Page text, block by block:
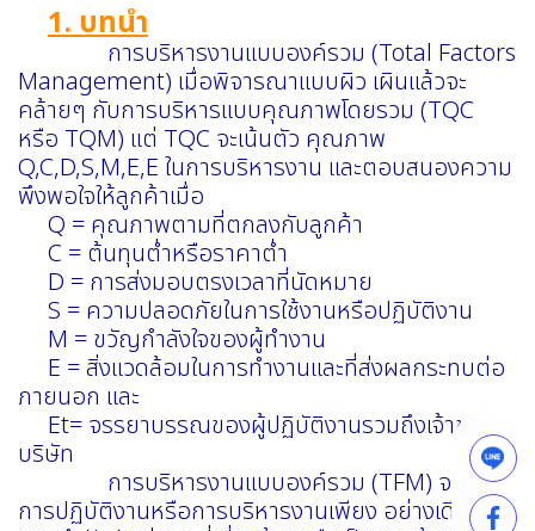
1. บทนำ
การบริหารงานแบบองค์รวม (Total Factors
Management) เมื่อพิจารณาแบบผิว เผินแล้วจะ
คล้ายๆ กับการบริหารแบบคุณภาพโดยรวม (TQC
หรือ TQM) แต่ TQC จะเน้นตัว คุณภาพ
Q,C,D,S,M,E,E ในการบริหารงาน และตอบสนองความ
พึงพอใจให้ลูกค้าเมื่อ
Q = คุณภาพตามที่ตกลงกับลูกค้า
C = ต้นทุนต่ำหรือราคาต่ำ
D = การส่งมอบตรงเวลาที่นัดหมาย
S = ความปลอดภัยในการใช้งานหรือปฏิบัติงาน
M = ขวัญกำลังใจของผู้ทำงาน
E = สิ่งแวดล้อมในการทำงานและที่ส่งผลกระทบต่อ
ภายนอก และ
Et= จรรยาบรรณของผู้ปฏิบัติงานรวมถึงเจ้าของ
บริษัท
การบริหารงานแบบองค์รวม (TFM) จะเน้น
การปฏิบัติงานหรือการบริหารงานเพียง อย่างเดียว ที่